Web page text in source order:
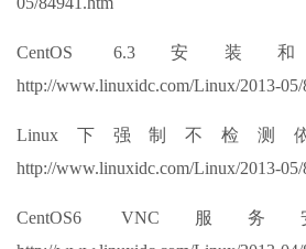
CentOS 6.3安装
http://www.linuxidc.com/Linux/2013-05/
Linux下强制不检测
http://www.linuxidc.com/Linux/2013-05/
CentOS6 VNC服